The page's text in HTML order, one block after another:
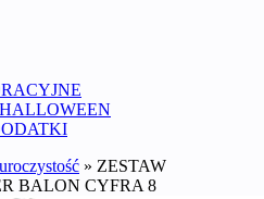
» ZESTAW
BALON CYFRA 8